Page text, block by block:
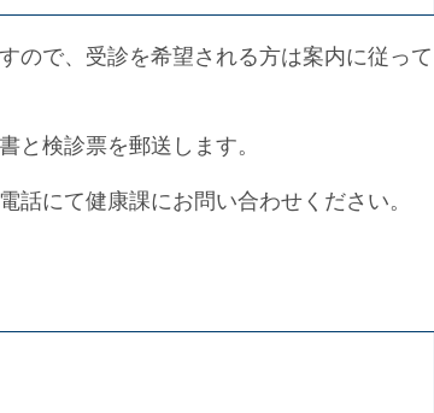
ので、受診を希望される方は案内に従って
と検診票を郵送します。
話にて健康課にお問い合わせください。